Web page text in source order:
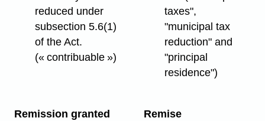
reduced under
subsection 5.6(1)
of the Act.
(« contribuable »)
taxes",
"municipal tax
reduction" and
"principal
residence")
Remission granted
Remise